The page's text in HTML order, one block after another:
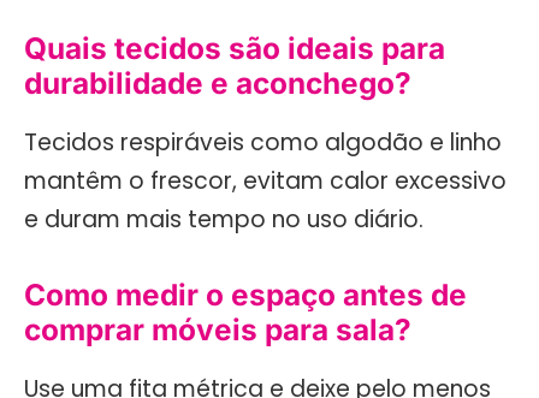
Quais tecidos são ideais para
durabilidade e aconchego?
Tecidos respiráveis como algodão e linho
mantêm o frescor, evitam calor excessivo
e duram mais tempo no uso diário.
Como medir o espaço antes de
comprar móveis para sala?
Use uma fita métrica e deixe pelo menos